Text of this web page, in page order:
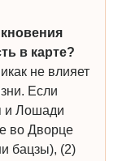
в карте?
не влияет
Если
и Лошади
во Дворце
бацзы), (2)